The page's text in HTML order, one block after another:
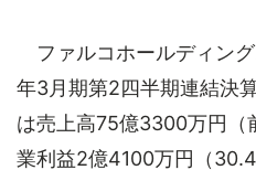
ファルコホールディン
年3月期第2四半期連結決
は売上高75億3300万円（
業利益2億4100万円（